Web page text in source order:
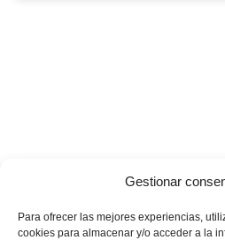
Gestionar
Para ofrecer las mejores experiencias,
cookies para almacenar y/o acceder a la